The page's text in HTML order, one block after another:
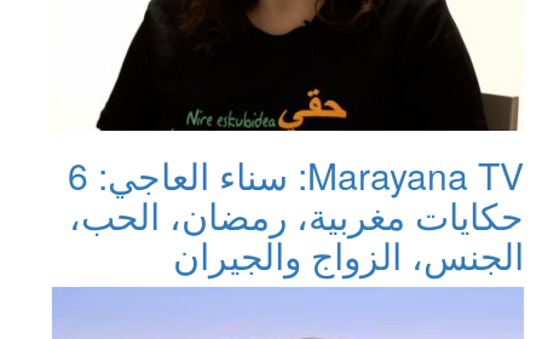
Marayana TV: سناء العاجي: 6
حكايات مغربية، رمضان، الحب،
الجنس، الزواج والجيران